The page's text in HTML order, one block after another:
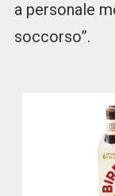
a personale
soccorso”.